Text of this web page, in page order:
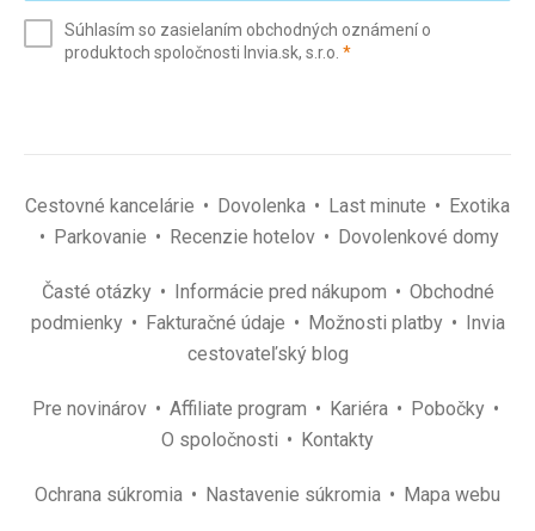
(povinné)
Súhlasím so zasielaním obchodných oznámení o
produktoch spoločnosti Invia.sk, s.r.o. *(povinné)
Cestovné kancelárie Dovolenka Last minute
Exotika
Parkovanie
Recenzie hotelov Dovolenkové domy
Časté otázky Informácie pred nákupom
Obchodné
podmienky
Fakturačné údaje Možnosti platby
Invia
cestovateľský blog
Pre novinárov Affiliate program Kariéra
Pobočky
O spoločnosti
Kontakty
Ochrana súkromia Nastavenie súkromia Mapa webu